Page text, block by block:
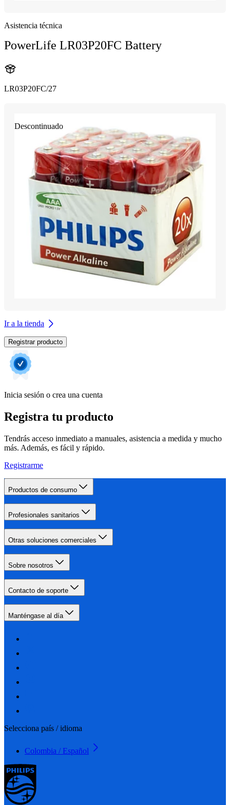
Asistencia técnica
PowerLife LR03P20FC Battery
LR03P20FC/27
Descontinuado
Ir a la tienda
Registrar producto
Inicia sesión o crea una cuenta
Registra tu producto
Tendrás acceso inmediato a manuales, asistencia a medida y mucho
más. Además, es fácil y rápido.
Registrarme
Productos de consumo
Profesionales sanitarios
Otras soluciones comerciales
Sobre nosotros
Contacto de soporte
Manténgase al día
Selecciona país / idioma
Colombia / Español